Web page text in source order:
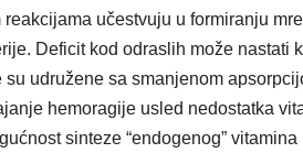
učestvuju u formiranju
Deficit kod odraslih može
su udružene sa smanjenom
hemoragije usled nedostatka
sinteze “endogenog”